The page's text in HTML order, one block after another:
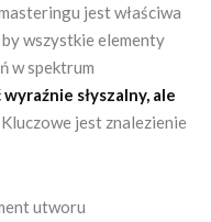
jest właściwa
wszystkie elementy
w spektrum
słyszalny, ale
Kluczowe jest znalezienie
utworu